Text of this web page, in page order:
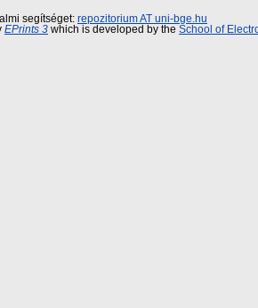
segítséget: repozitorium AT uni-bge.hu
EPrints 3 which is developed by the School of